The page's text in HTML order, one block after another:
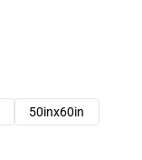
50inx60in